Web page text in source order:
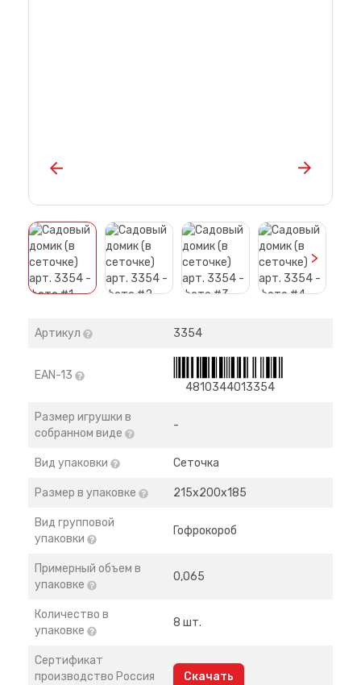
>
Артикул 3354
EAN-13
4810344013354
Размер игрушки в
собранном виде
-
Вид упаковки Сеточка
Размер в упаковке 215х200х185
Вид групповой
упаковки
Гофрокороб
Примерный объем в
упаковке
0,065
Количество в
упаковке
8 шт.
Сертификат
производство Россия
Скачать